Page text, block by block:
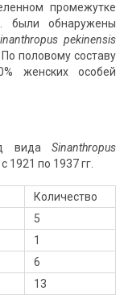
промежутке
были обнаружены
pekinensis
половому составу
женских особей
вида Sinanthropus
1921 по 1937 гг.
Количество
5
1
6
13